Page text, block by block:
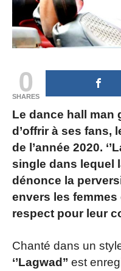
0
SHARES
Le dance hall man
d’offrir à ses fans,
de l’année 2020.
single dans lequel
dénonce la
envers les femmes
respect pour leur
Chanté dans un
‘’Lagwad’’ est